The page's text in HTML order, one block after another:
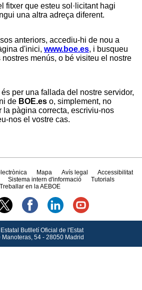
fitxer que esteu sol·licitant hagi
una altra adreça diferent.
anteriors, accediu-hi de nou a
d'inici, www.boe.es, i busqueu
menús, o bé visiteu el nostre
per una fallada del nostre servidor,
de BOE.es o, simplement, no
pàgina correcta, escriviu-nos
nos el vostre cas.
Mapa Avís legal
Accessibilitat
Sistema intern d'informació
Tutorials
Treballar en la AEBOE
Butlletí Oficial de l'Estat
54 - 28050 Madrid